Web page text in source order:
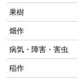
果樹
畑作
病気・障害・害虫
稲作